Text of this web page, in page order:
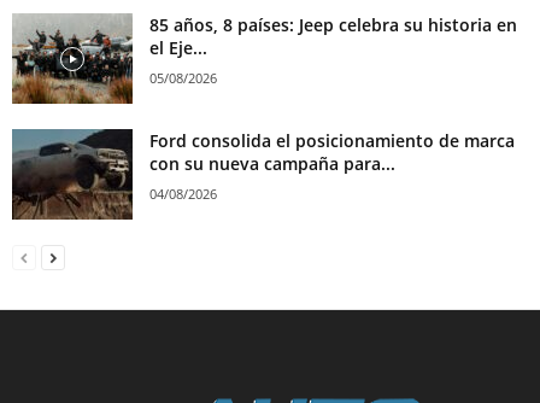
85 años, 8 países: Jeep celebra su historia en
el Eje...
05/08/2026
Ford consolida el posicionamiento de marca
con su nueva campaña para...
04/08/2026